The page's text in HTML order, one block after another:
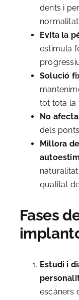
dents i
normalitat.
Evita la
estimula
Solució
tot tota la
No
dels
Millora
qualitat
Fases
Estudi i
escàners